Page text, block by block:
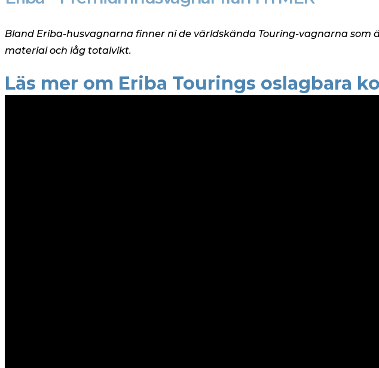
Bland Eriba-husvagnarna finner ni de världskända Touring-vagnarna
material och låg totalvikt.
Läs mer om Eriba Tourings oslagbara